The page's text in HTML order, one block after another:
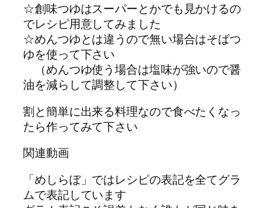
☆創味つゆはスーパーとかでも見かけるの
でレシピ用意してみました
☆めんつゆとは違うので無い場合はそばつ
ゆを使って下さい
（めんつゆ使う場合は塩味が強いので醤
油を減らして調整して下さい）
割と簡単に出来る料理なので食べたくなっ
たら作ってみて下さい
関連動画
「めしらぼ」ではレシピの表記を全てグラ
ムで表記しています